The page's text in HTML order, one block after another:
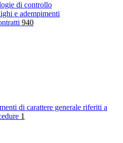
di controllo
e adempimenti
940
di carattere generale riferiti a
1